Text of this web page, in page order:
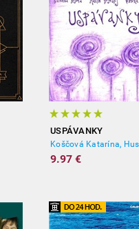
USPÁVANKY
9.97 €